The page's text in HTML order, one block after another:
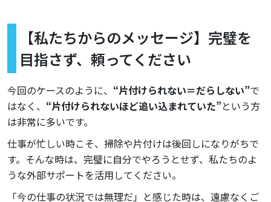
【私たちからのメッセージ】完璧を
目指さず、頼ってください
今回のケースのように、 “片付けられない＝だらしない”で
はなく、 “片付けられないほど追い込まれていた”という方
は非常に多いです。
仕事が忙しい時こそ、掃除や片付けは後回しになりがちで
す。そんな時は、完璧に自分でやろうとせず、私たちのよ
うな外部サポートを活用してください。
「今の仕事の状況では無理だ」と感じた時は、遠慮なくご